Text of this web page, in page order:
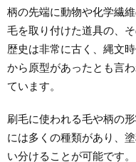
柄の先端に動物や化学繊
毛を取り付けた道具の、
歴史は非常に古く、縄文
から原型があったとも言
ています。
刷毛に使われる毛や柄の
には多くの種類があり、
い分けることが可能です。